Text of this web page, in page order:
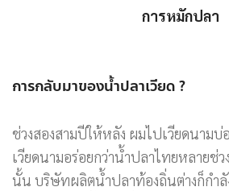
การหมักปลา
การกลับมาของน้ำปลาเวียด ?
ช่วงสองสามปีให้หลัง ผมไปเวียดนาม
เวียดนามอร่อยกว่าน้ำปลาไทยหลายช่
นั้น บริษัทผลิตน้ำปลาท้องถิ่นต่างก็กำลั